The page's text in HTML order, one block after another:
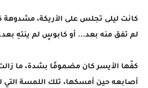
كانت ليلى تجلس على الأريكة، مشدوهة
لم تفق منه بعد... أو كابوسٍ لم ينتهِ بعد.
كفّها الأيسر كان مضمومًا بشدة، ما
أصابعه حين أمسكها، تلك اللمسة التي